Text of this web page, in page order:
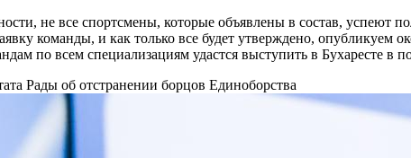
не все спортсмены, которые объявлены в состав, успеют
команды, и как только все будет утверждено,
по всем специализациям удастся выступить в Бухаресте в
Рады об отстранении борцов Единоборства